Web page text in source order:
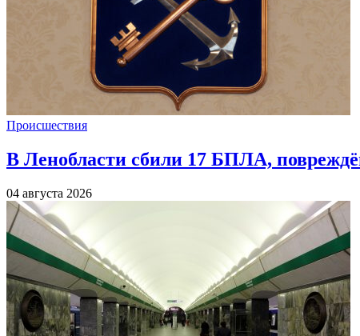
Происшествия
В Ленобласти сбили 17 БПЛА,
04 августа 2026